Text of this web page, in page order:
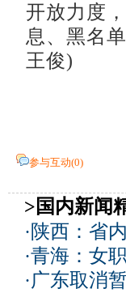
开放力度
息、黑名
王俊)
参与互动(0)
>国内新闻
· 陕西：省
·青海：女
·广东取消